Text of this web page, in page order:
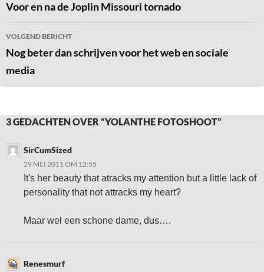
navigatie
Voor en na de Joplin Missouri tornado
VOLGEND BERICHT
Nog beter dan schrijven voor het web en sociale
media
3 GEDACHTEN OVER “YOLANTHE FOTOSHOOT”
SirCumSized
29 MEI 2011 OM 12:55
It's her beauty that atracks my attention but a little lack of
personality that not attracks my heart?
Maar wel een schone dame, dus….
Renesmurf